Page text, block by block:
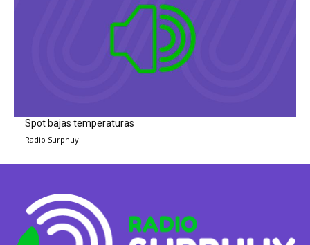
Spot bajas temperaturas
Radio Surphuy